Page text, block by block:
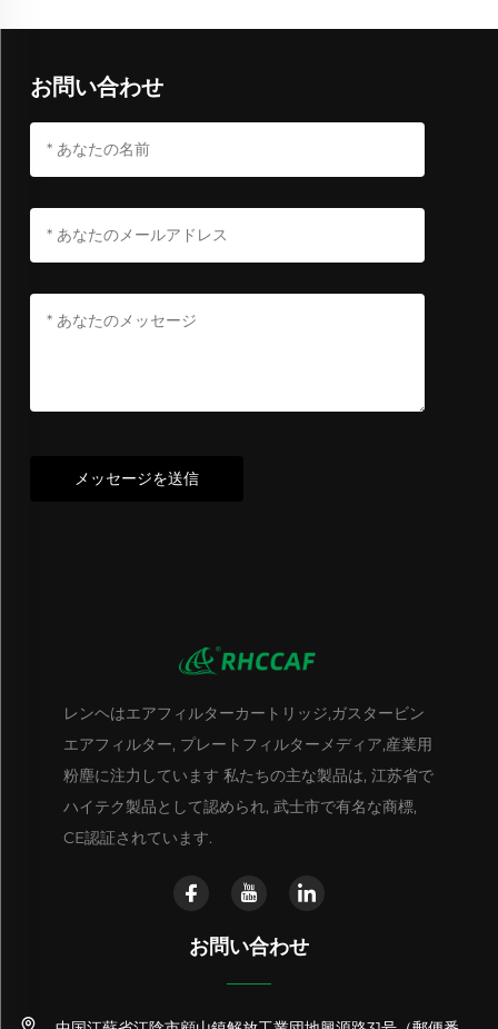
お問い合わせ
メッセージを送信
レンヘはエアフィルターカートリッジ,ガスタービン
エアフィルター, プレートフィルターメディア,産業用
粉塵に注力しています 私たちの主な製品は, 江苏省で
ハイテク製品として認められ, 武士市で有名な商標,
CE認証されています.
お問い合わせ